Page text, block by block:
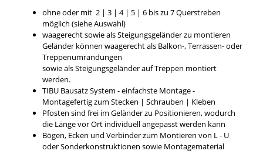
ohne oder mit 2 | 3 | 4 | 5 | 6 bis zu 7 Querstreben
möglich (siehe Auswahl)
waagerecht sowie als Steigungsgeländer zu montieren
Geländer können waagerecht als Balkon-, Terrassen- oder
Treppenumrandungen
sowie als Steigungsgeländer auf Treppen montiert
werden.
TIBU Bausatz System - einfachste Montage -
Montagefertig zum Stecken | Schrauben | Kleben
Pfosten sind frei im Geländer zu Positionieren, wodurch
die Länge vor Ort individuell angepasst werden kann
Bögen, Ecken und Verbinder zum Montieren von L - U
oder Sonderkonstruktionen sowie Montagematerial